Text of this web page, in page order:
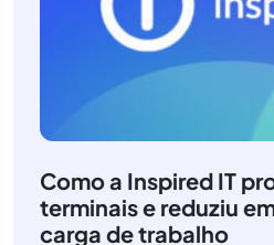
Como a Inspired IT
terminais e reduziu
carga de trabalho